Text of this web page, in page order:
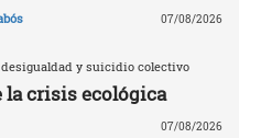
07/08/2026
y suicidio colectivo
la crisis ecológica
07/08/2026